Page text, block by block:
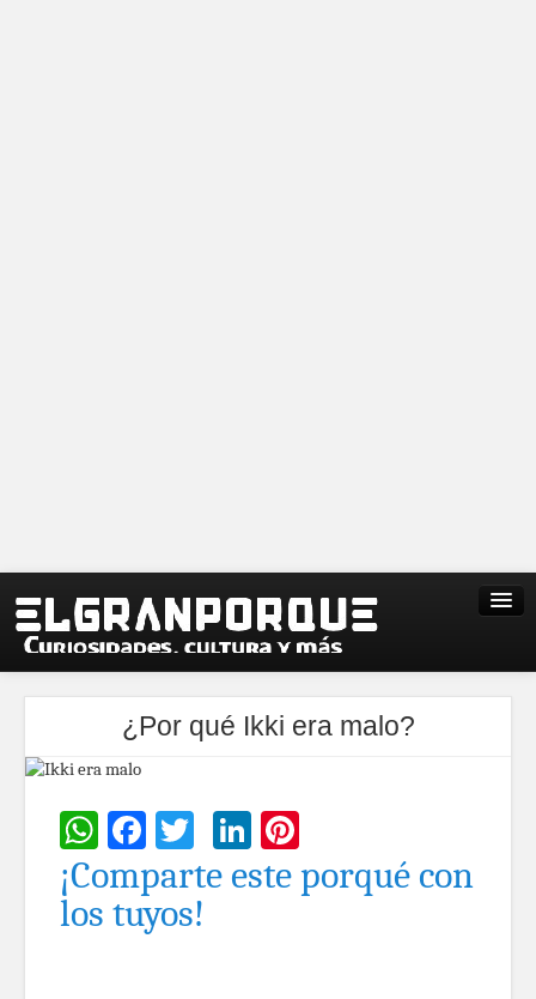
¿Por qué Ikki era malo?
WhatsApp
Facebook
TwitterLinkedIn
¡Comparte este porqué con
los tuyos!